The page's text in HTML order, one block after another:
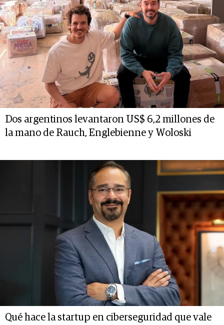
Dos argentinos levantaron US$ 6,2 millones de
la mano de Rauch, Englebienne y Woloski
Qué hace la startup en ciberseguridad que vale